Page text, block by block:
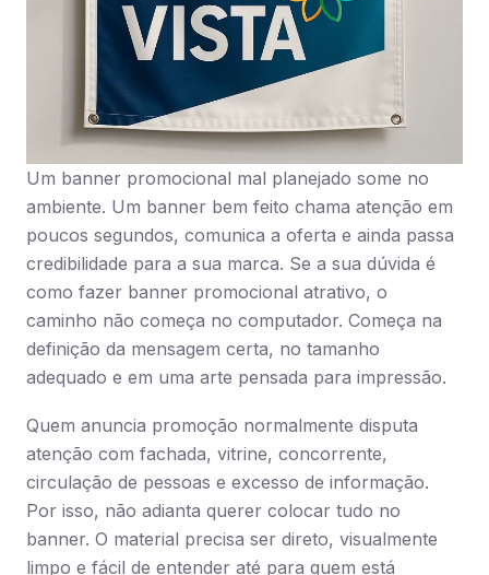
Um banner promocional mal planejado some no
ambiente. Um banner bem feito chama atenção em
poucos segundos, comunica a oferta e ainda passa
credibilidade para a sua marca. Se a sua dúvida é
como fazer banner promocional atrativo, o
caminho não começa no computador. Começa na
definição da mensagem certa, no tamanho
adequado e em uma arte pensada para impressão.
Quem anuncia promoção normalmente disputa
atenção com fachada, vitrine, concorrente,
circulação de pessoas e excesso de informação.
Por isso, não adianta querer colocar tudo no
banner. O material precisa ser direto, visualmente
limpo e fácil de entender até para quem está